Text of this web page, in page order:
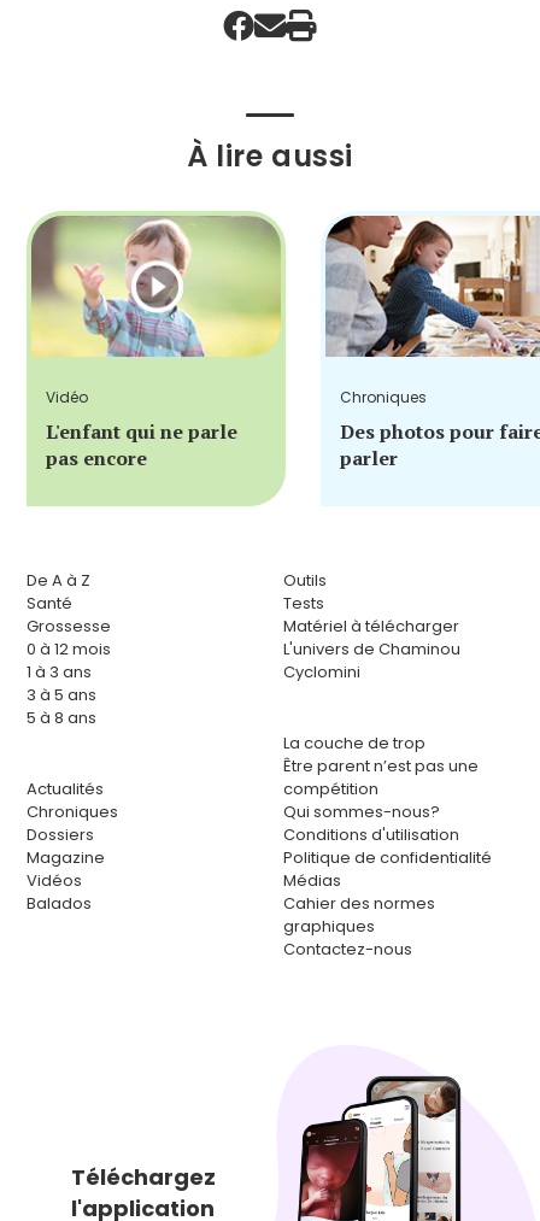
À lire aussi
Vidéo
L'enfant qui ne parle
pas encore
Chroniques
Des photos pour
parler
De A à Z
Santé
Grossesse
0 à 12 mois
1 à 3 ans
3 à 5 ans
5 à 8 ans
Actualités
Chroniques
Dossiers
Magazine
Vidéos
Balados
Outils
Tests
Matériel à télécharger
L'univers de Chaminou
Cyclomini
La couche de trop
Être parent n’est pas une
compétition
Qui sommes-nous?
Conditions d'utilisation
Politique de confidentialité
Médias
Cahier des normes
graphiques
Contactez-nous
Téléchargez
l'application